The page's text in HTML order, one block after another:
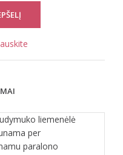
liemenėlė
per
paralono